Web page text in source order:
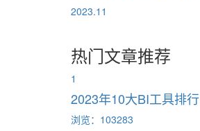
2023.11
热门文章推荐
1
2023年10大BI工具排行
浏览：103283